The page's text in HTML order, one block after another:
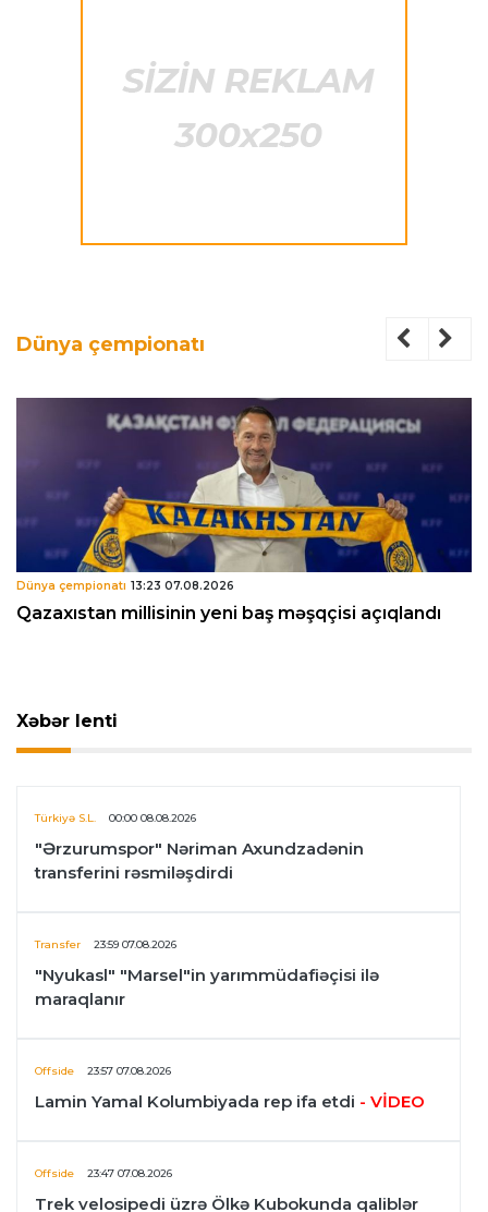
Dünya çempionatı
Dünya çempionatı 13:23 07.08.2026
Qazaxıstan millisinin yeni baş məşqçisi açıqlandı
Xəbər lenti
Türkiyə S.L. 00:00 08.08.2026
"Ərzurumspor" Nəriman Axundzadənin
transferini rəsmiləşdirdi
Transfer 23:59 07.08.2026
"Nyukasl" "Marsel"in yarımmüdafiəçisi ilə
maraqlanır
Offside 23:57 07.08.2026
Lamin Yamal Kolumbiyada rep ifa etdi - VİDEO
Offside 23:47 07.08.2026
Trek velosipedi üzrə Ölkə Kubokunda qaliblər